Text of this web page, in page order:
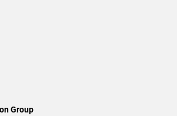
Group